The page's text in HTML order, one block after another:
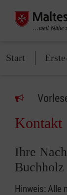
Start
Kontakt
Ihre
Buchholz
Hinweis: Alle